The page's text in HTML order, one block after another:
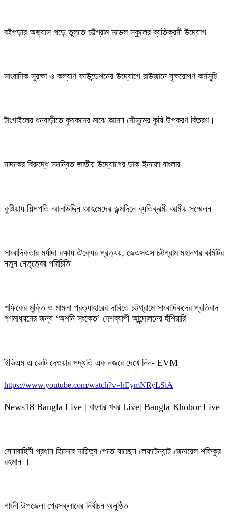
বইপড়ার অভ্যাস গড়ে তুলতে চট্টগ্রাম মডেল স্কুলের ব্যতিক্রমী উদ্যোগ
সাংবাদিক সুরক্ষা ও কল্যাণ ফাউন্ডেশনের উদ্যোগে রাউজানে বৃক্ষরোপণ কর্মসূচি
টাংগাইলের ধনবাড়ীতে কৃষকদের মাঝে আমন মৌসুমের কৃষি উপকরণ বিতরণ।
মাদকের বিরুদ্ধে সমন্বিত জাতীয় উদ্যোগের ডাক ইনফো বাংলার
কুষ্টিয়ায় শিল্পপতি আলাউদ্দিন আহমেদের জন্মদিনে ব্যতিক্রমী আত্মীয় সম্মেলন
সাংবাদিকতার মর্যাদা রক্ষায় ঐক্যের প্রত্যয়, জেএসএস চট্টগ্রাম মহানগর কমিটির
নতুন নেতৃত্বের পরিচিতি
শফিকের মুক্তি ও মামলা প্রত্যাহারের দাবিতে চট্টগ্রামে সাংবাদিকদের প্রতিবাদ
গণমাধ্যমের জন্য ‘অশনি সংকেত’ দেশব্যাপী আন্দোলনের হুঁশিয়ারি
ইভিএম এ ভোট দেওয়ার পদ্ধতি এক নজরে দেখে নিন- EVM
https://www.youtube.com/watch?v=hEymNRyLSiA
News18 Bangla Live | বাংলার খবর Live| Bangla Khobor Live
সেনাবাহিনী প্রধান হিসেবে দায়িত্ব পেতে যাচ্ছেন লেফটেন্যান্ট জেনারেল শফিকুর
রহমান ।
গাংনী উপজেলা প্রেসক্লাবের নির্বাচন অনুষ্ঠিত